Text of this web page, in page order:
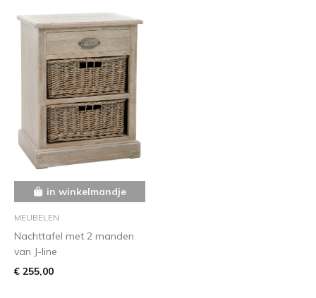
in winkelmandje
MEUBELEN
Nachttafel met 2 manden
van J-line
€ 255,00